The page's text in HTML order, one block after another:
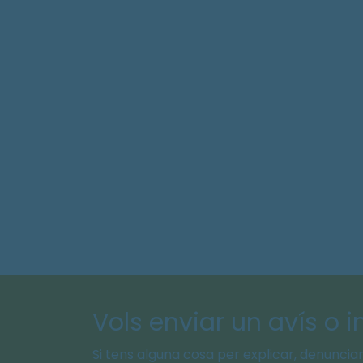
Vols enviar un avís o
Si tens alguna cosa per explicar,